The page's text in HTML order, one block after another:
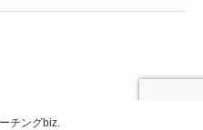
チングbiz.